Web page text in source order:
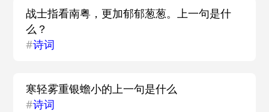
战士指看南粤，更加郁郁葱葱。上一句是什
么？
#诗词
寒轻雾重银蟾小的上一句是什么
#诗词